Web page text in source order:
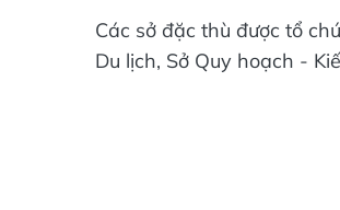
Các sở đặc thù được tổ
Du lịch, Sở Quy hoạch -